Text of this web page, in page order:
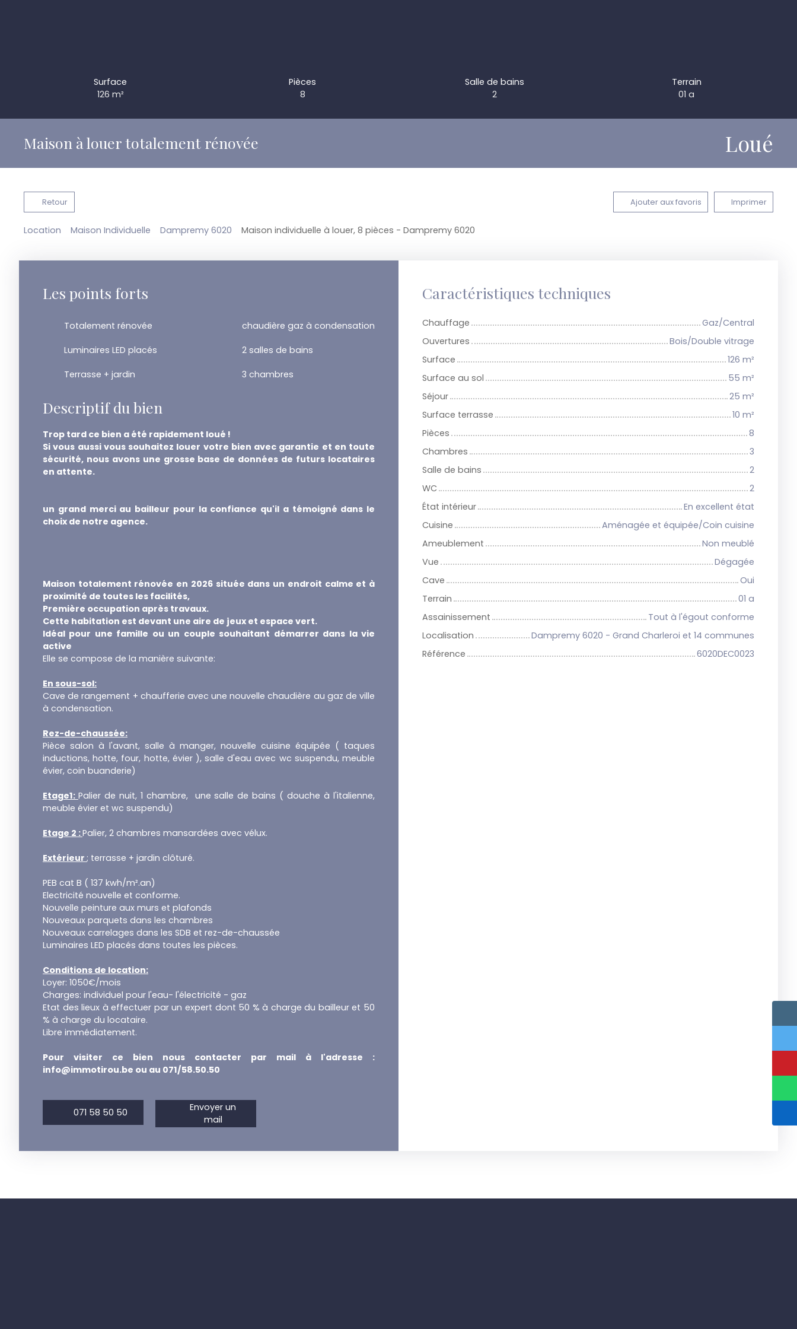
Surface
126 m²
Pièces
8
Salle de bains
2
Terrain
01 a
Maison à louer totalement rénovée Loué
Retour Ajouter aux favoris Imprimer
Location Maison Individuelle Dampremy 6020 Maison individuelle à louer, 8 pièces - Dampremy 6020
Les points forts
Totalement rénovée chaudière gaz à condensation
Luminaires LED placés 2 salles de bains
Terrasse + jardin 3 chambres
Descriptif du bien
Trop tard ce bien a été rapidement loué !
Si vous aussi vous souhaitez louer votre bien avec garantie et en toute
sécurité, nous avons une grosse base de données de futurs locataires
en attente.
un grand merci au bailleur pour la confiance qu'il a témoigné dans le
choix de notre agence.
Maison totalement rénovée en 2026 située dans un endroit calme et à
proximité de toutes les facilités,
Première occupation après travaux.
Cette habitation est devant une aire de jeux et espace vert.
Idéal pour une famille ou un couple souhaitant démarrer dans la vie
active
Elle se compose de la manière suivante:
En sous-sol:
Cave de rangement + chaufferie avec une nouvelle chaudière au gaz de ville
à condensation.
Rez-de-chaussée:
Pièce salon à l'avant, salle à manger, nouvelle cuisine équipée ( taques
inductions, hotte, four, hotte, évier ), salle d'eau avec wc suspendu, meuble
évier, coin buanderie)
Etage1: Palier de nuit, 1 chambre, une salle de bains ( douche à l'italienne,
meuble évier et wc suspendu)
Etage 2 :Palier, 2 chambres mansardées avec vélux.
Extérieur ; terrasse + jardin clôturé.
PEB cat B ( 137 kwh/m².an)
Electricité nouvelle et conforme.
Nouvelle peinture aux murs et plafonds
Nouveaux parquets dans les chambres
Nouveaux carrelages dans les SDB et rez-de-chaussée
Luminaires LED placés dans toutes les pièces.
Conditions de location:
Loyer: 1050€/mois
Charges: individuel pour l'eau- l'électricité - gaz
Etat des lieux à effectuer par un expert dont 50 % à charge du bailleur et 50
% à charge du locataire.
Libre immédiatement.
Pour visiter ce bien nous contacter par mail à l'adresse :
info@immotirou.be ou au 071/58.50.50
071 58 50 50
Envoyer un
mail
Caractéristiques techniques
Chauffage
Gaz/Central
Ouvertures
Bois/Double vitrage
Surface
126 m²
Surface au sol
55 m²
Séjour
25 m²
Surface terrasse
10 m²
Pièces
8
Chambres
3
Salle de bains
2
WC
2
État intérieur
En excellent état
Cuisine
Aménagée et équipée/Coin cuisine
Ameublement
Non meublé
Vue
Dégagée
Cave
Oui
Terrain
01 a
Assainissement
Tout à l'égout conforme
Localisation
Dampremy 6020 - Grand Charleroi et 14 communes
Référence
6020DEC0023